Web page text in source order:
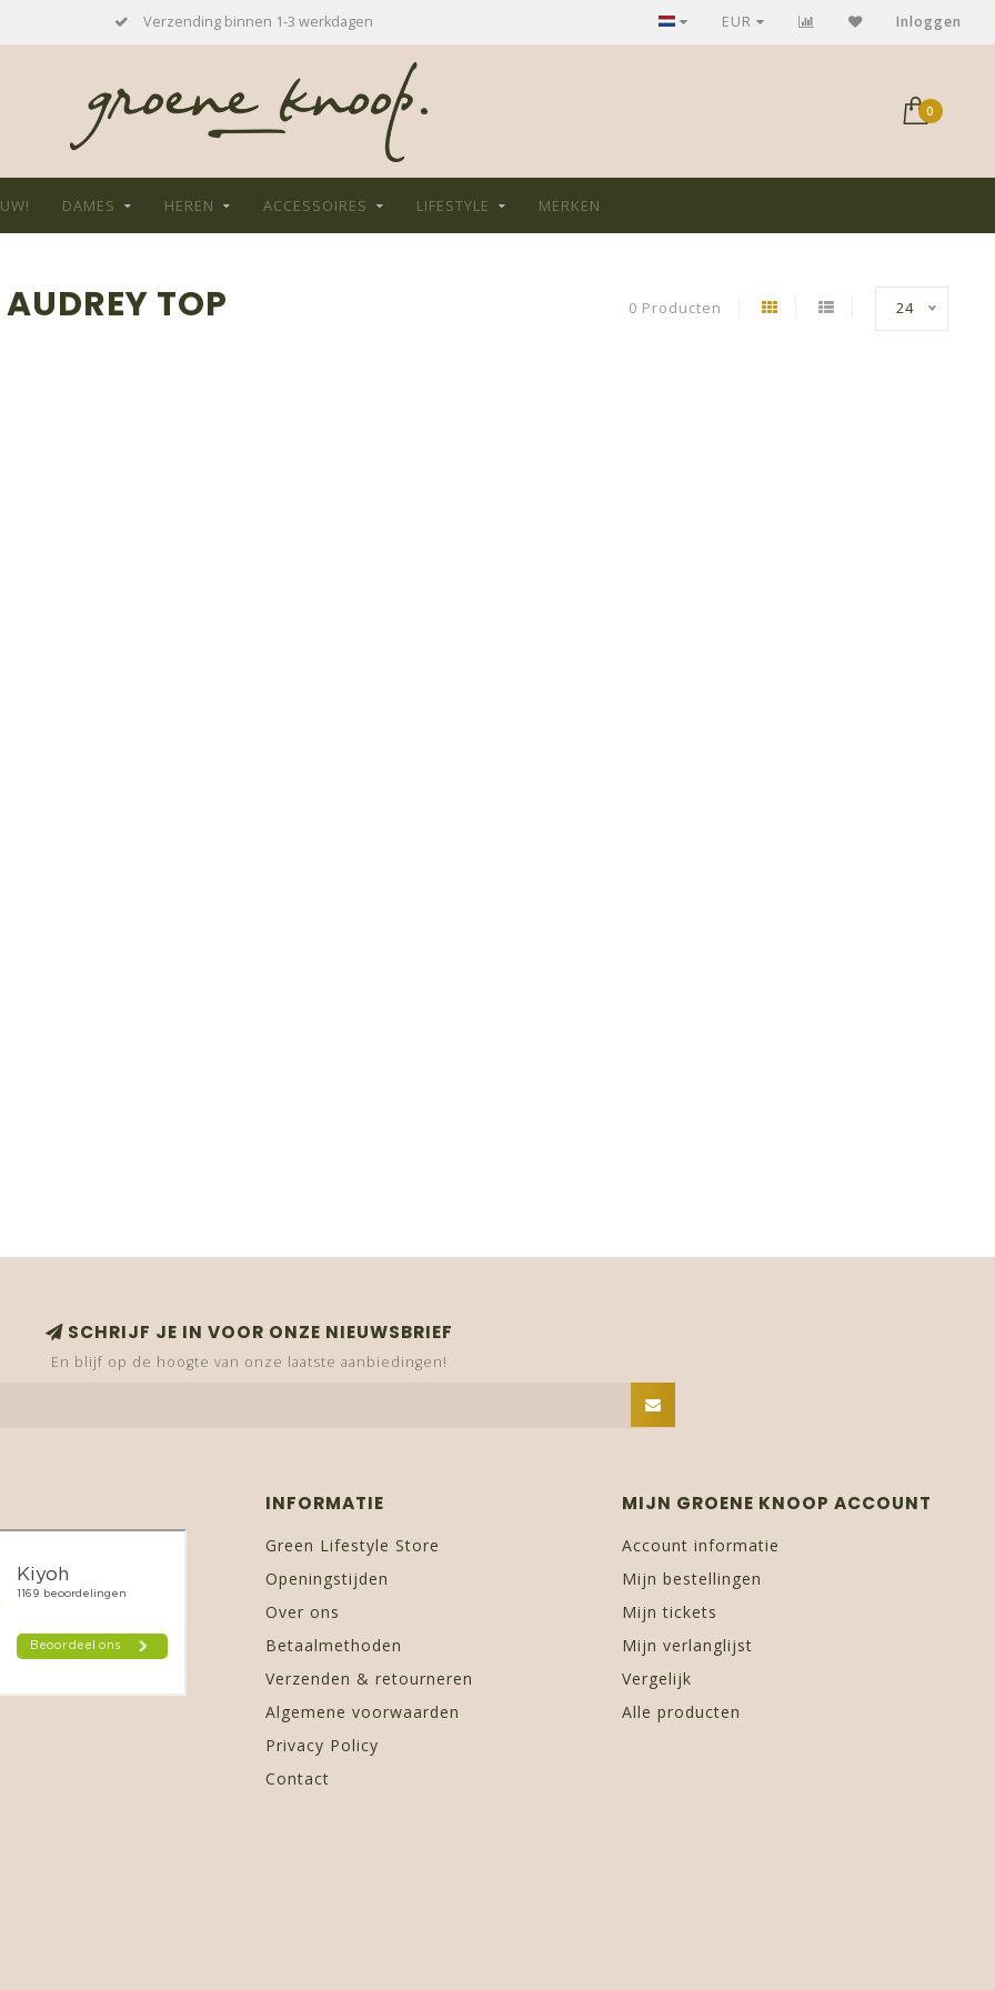
Verzending binnen 1-3 werkdagen GRATIS verzending bij aankoop > €75,-
EUR Inloggen
0
DAMES HEREN ACCESSOIRES LIFESTYLE MERKEN
TOP 0 Producten 24
SCHRIJF JE IN VOOR ONZE NIEUWSBRIEF
En blijf op de hoogte van onze laatste aanbiedingen!
INFORMATIE
Green Lifestyle Store
Openingstijden
Over ons
Betaalmethoden
Verzenden & retourneren
Algemene voorwaarden
Privacy Policy
Contact
MIJN GROENE KNOOP ACCOUNT
Account informatie
Mijn bestellingen
Mijn tickets
Mijn verlanglijst
Vergelijk
Alle producten